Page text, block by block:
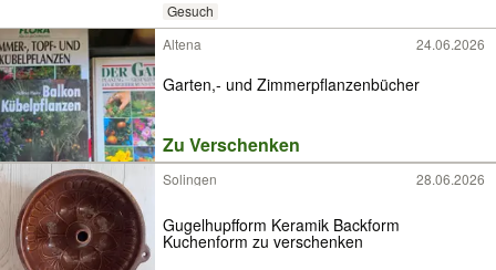
Gesuch
Altena
24.06.2026
Garten,- und Zimmerpflanzenbücher
Zu Verschenken
Solingen 28.06.2026
Gugelhupfform Keramik Backform
Kuchenform zu verschenken